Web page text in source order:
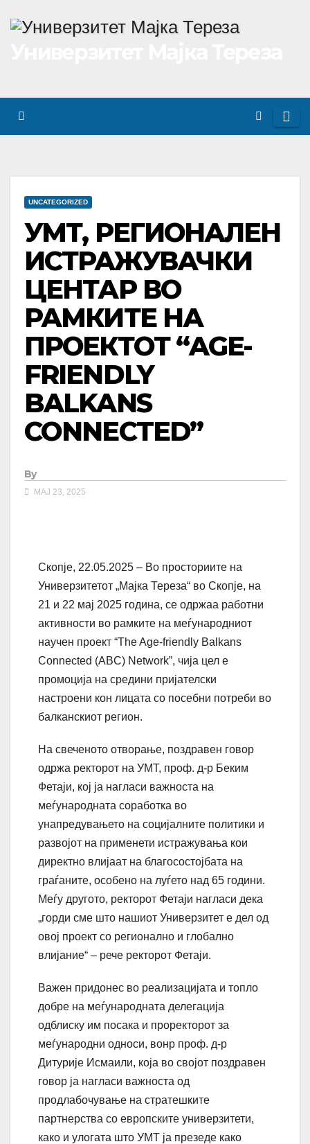
UNCATEGORIZED
УМТ, РЕГИОНАЛЕН
ИСТРАЖУВАЧКИ
ЦЕНТАР ВО
РАМКИТЕ НА
ПРОЕКТОТ “AGE-
FRIENDLY
BALKANS
CONNECTED”
By
МАЈ 23, 2025
Скопје, 22.05.2025 – Во просториите на
Универзитетот „Мајка Тереза“ во Скопје, на
21 и 22 мај 2025 година, се одржаа работни
активности во рамките на меѓународниот
научен проект “The Age-friendly Balkans
Connected (ABC) Network”, чија цел е
промоција на средини пријателски
настроени кон лицата со посебни потреби во
балканскиот регион.
На свеченото отворање, поздравен говор
одржа ректорот на УМТ, проф. д-р Беким
Фетаји, кој ја нагласи важноста на
меѓународната соработка во
унапредувањето на социјалните политики и
развојот на применети истражувања кои
директно влијаат на благосостојбата на
граѓаните, особено на луѓето над 65 години.
Меѓу другото, ректорот Фетаји нагласи дека
„горди сме што нашиот Универзитет е дел од
овој проект со регионално и глобално
влијание“ – рече ректорот Фетаји.
Важен придонес во реализацијата и топло
добре на меѓународната делегација
одблиску им посака и проректорот за
меѓународни односи, вонр проф. д-р
Дитурије Исмаили, која во својот поздравен
говор ја нагласи важноста од
продлабочување на стратешките
партнерства со европските универзитети,
како и улогата што УМТ ја презеде како